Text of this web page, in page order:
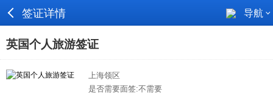
签证详情 导航
英国个人旅游签证
上海领区
是否需要面签:不需要